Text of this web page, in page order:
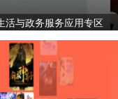
活与政务服务应用专区